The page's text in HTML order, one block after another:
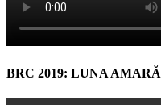
BRC 2019: LUNA AMARĂ